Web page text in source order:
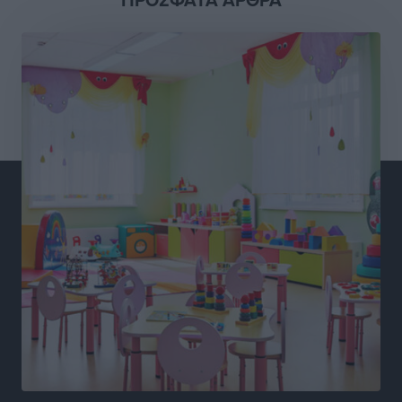
Καιρός «hot – dry – windy» τις επόμενες 48 ώρες στη
• πριν 15 ώρες
Δύο σχολεία της Λέρου αλλάζουν όψη με δωρεά
αγάπης για τα παιδιά
Τουρισμός: Με θετικό πρόσημο έως τώρα η χρονιά,
παρά τα σκαμπανεβάσματα
Ειδήσεις• πριν 15 ώρες
Χαρ. Ναβροζίδης στον RV «Σε τρία χρόνια θα είμαστε
η πιο ψηφιακή Περιφέρεια της χώρας» Δημοπρατείται
το έργο ψηφιακού μετασχηματισμού
πριν 15 ώρες